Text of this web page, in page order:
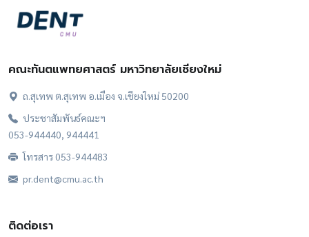
คณะทันตแพทยศาสตร์ มหาวิทยาลัยเชียงใหม่
ถ.สุเทพ ต.สุเทพ อ.เมือง จ.เชียงใหม่ 50200
ประชาสัมพันธ์คณะฯ
053-944440, 944441
โทรสาร 053-944483
pr.dent@cmu.ac.th
ติดต่อเรา